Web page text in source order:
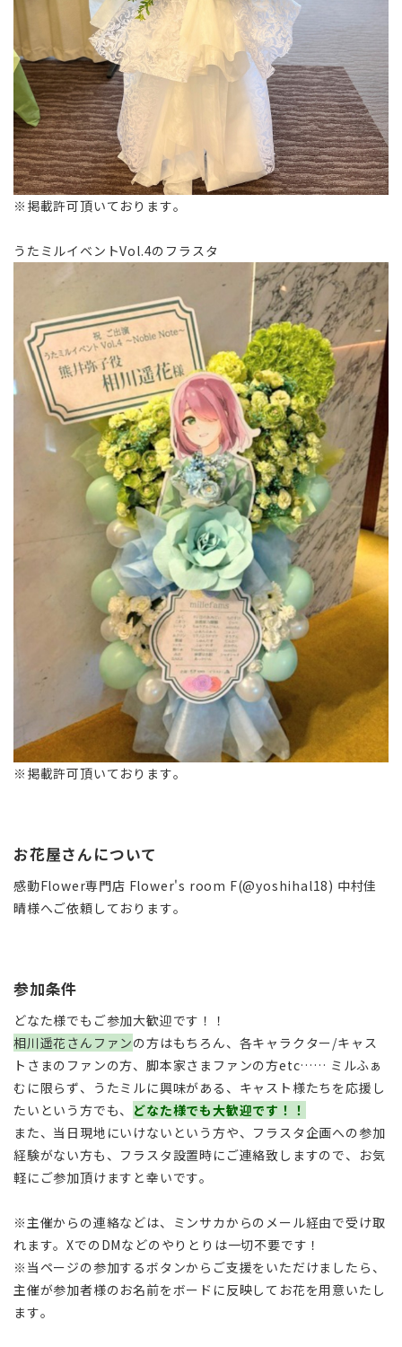
※掲載許可頂いております。
うたミルイベントVol.4のフラスタ
※掲載許可頂いております。
お花屋さんについて
感動Flower専門店 Flower's room F(@yoshihal18) 中村佳
晴様へご依頼しております。
参加条件
どなた様でもご参加大歓迎です！！
相川遥花さんファンの方はもちろん、各キャラクター/キャス
トさまのファンの方、脚本家さまファンの方etc…… ミルふぁ
むに限らず、うたミルに興味がある、キャスト様たちを応援し
たいという方でも、 どなた様でも大歓迎です！！
また、当日現地にいけないという方や、フラスタ企画への参加
経験がない方も、フラスタ設置時にご連絡致しますので、お気
軽にご参加頂けますと幸いです。
※主催からの連絡などは、ミンサカからのメール経由で受け取
れます。XでのDMなどのやりとりは一切不要です！
※当ページの参加するボタンからご支援をいただけましたら、
主催が参加者様のお名前をボードに反映してお花を用意いたし
ます。